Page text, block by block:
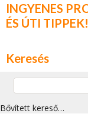
INGYENES
ÉS ÚTI TIPPEK!
Keresés
Bővített kereső…